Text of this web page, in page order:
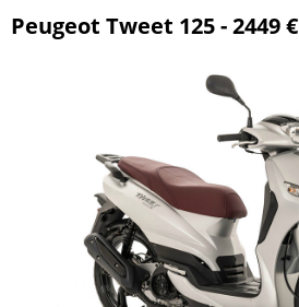
Peugeot Tweet 125 - 2449 €